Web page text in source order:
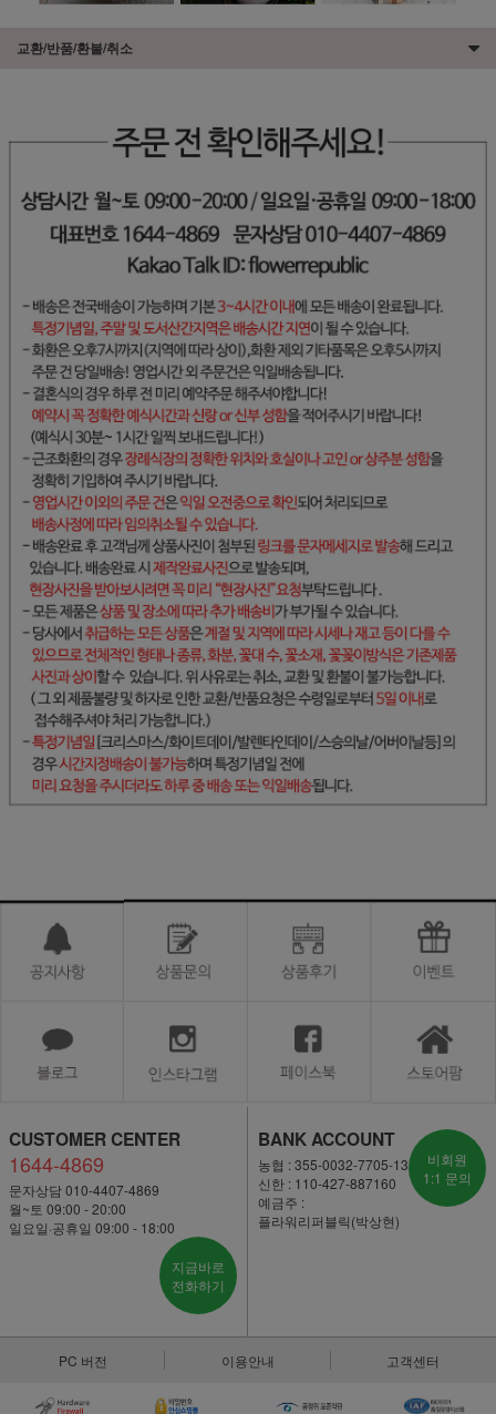
교환/반품/환불/취소
CUSTOMER CENTER
1644-4869
문자상담 010-4407-4869
월~토 09:00 - 20:00
일요일·공휴일 09:00 - 18:00
지금바로
전화하기
BANK ACCOUNT
농협 : 355-0032-7705-13
신한 : 110-427-887160
예금주 :
플라워리퍼블릭(박상현)
비회원
1:1 문의
PC 버전 이용안내 고객센터